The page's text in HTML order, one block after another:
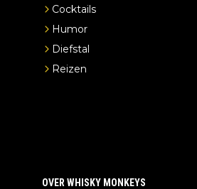
Cocktails
Humor
Diefstal
Reizen
OVER WHISKY MONKEYS